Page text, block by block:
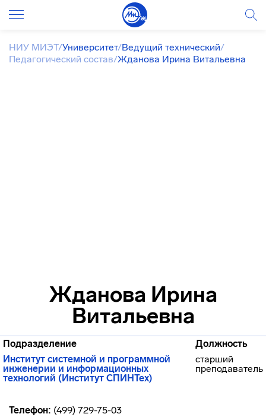
НИУ МИЭТ/Университет/Ведущий технический/
Педагогический состав/Жданова Ирина Витальевна
Жданова Ирина
Витальевна
Подразделение
Должность
Институт системной и программной
инженерии и информационных
технологий (Институт СПИНТех)
старший
преподаватель
Телефон: (499) 729-75-03